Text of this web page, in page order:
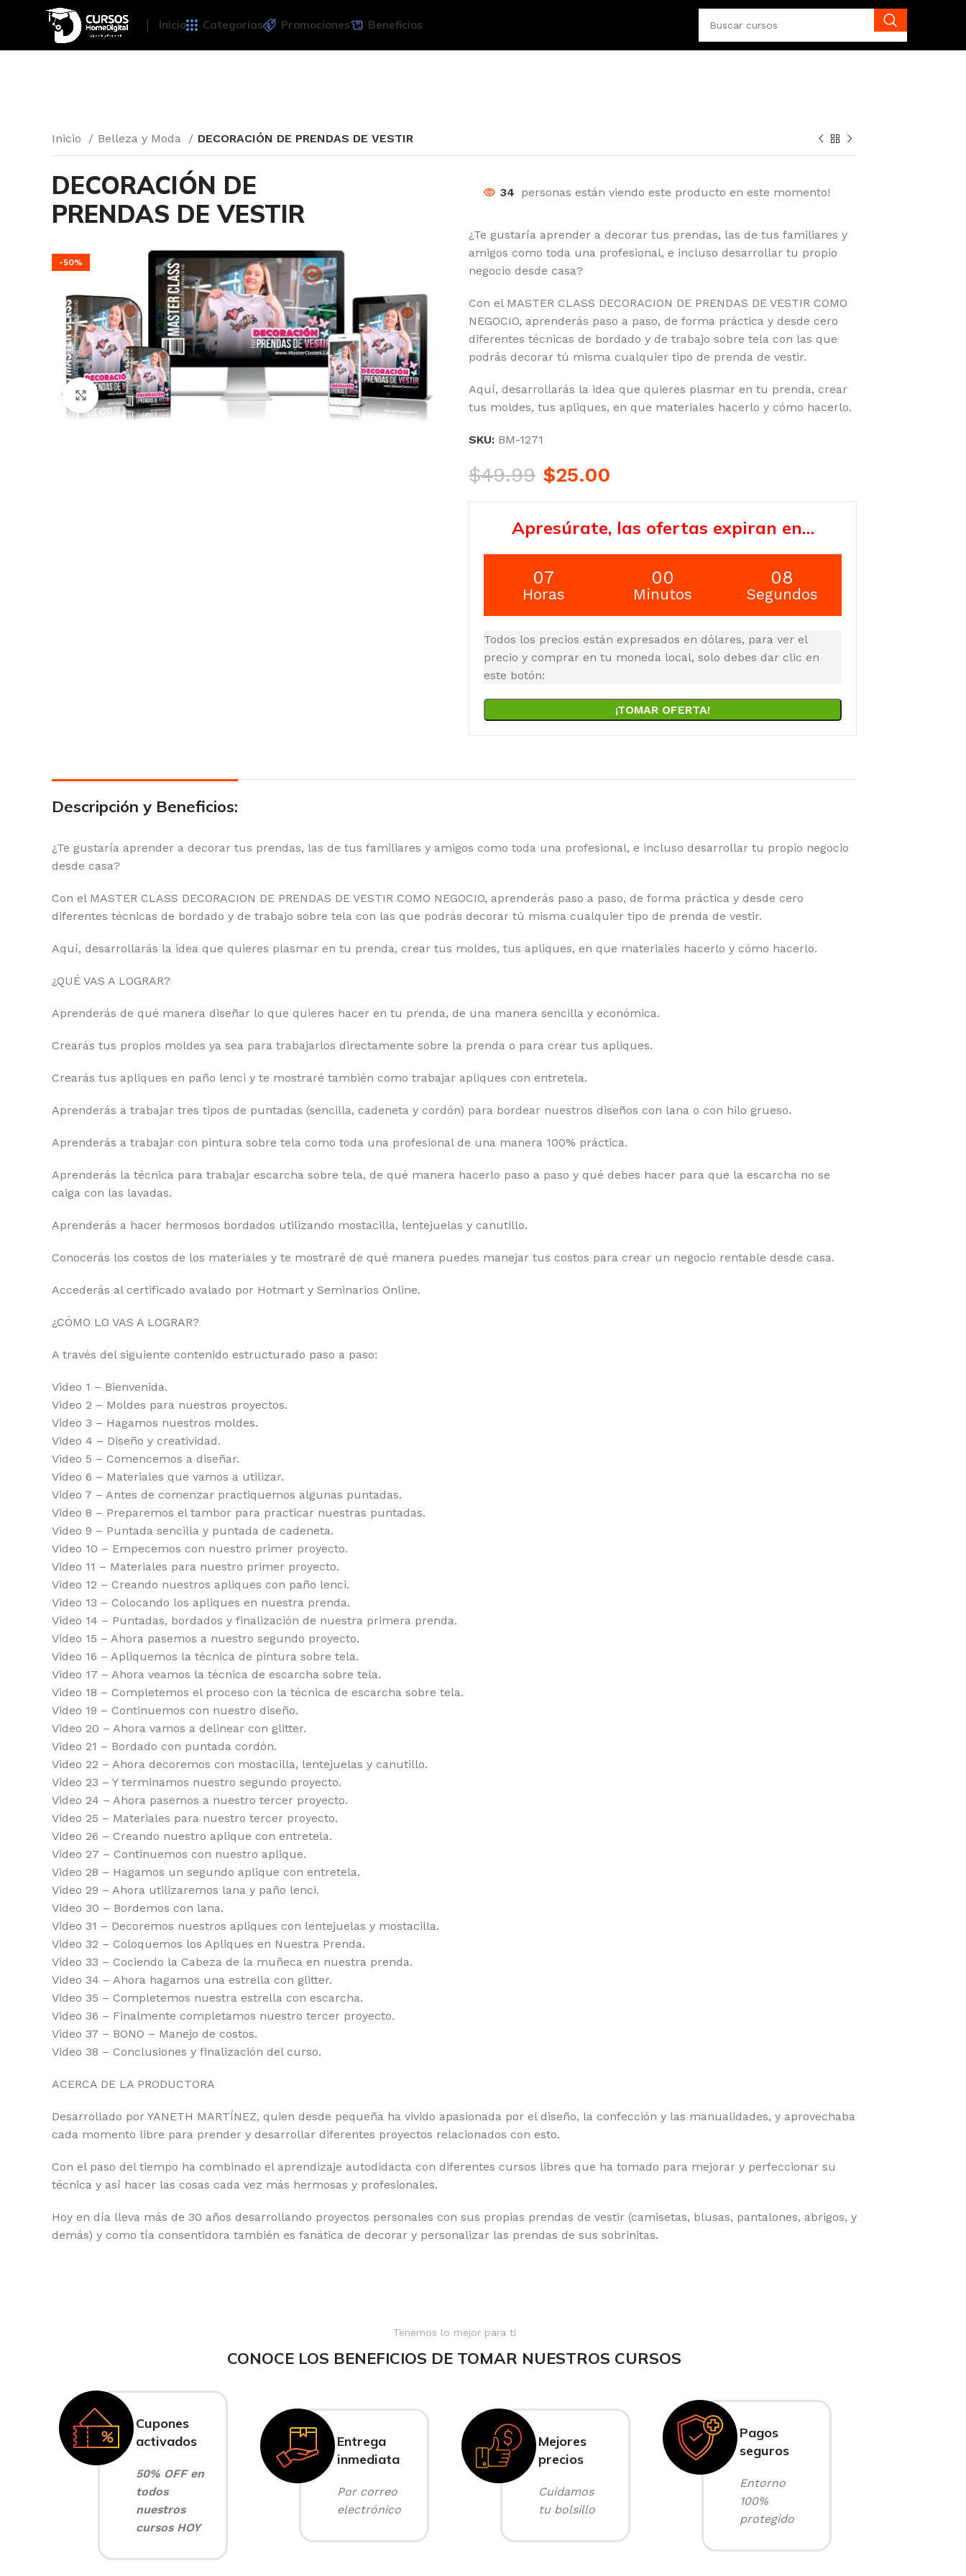
Inicio Categorías Promociones Beneficios
Inicio Belleza y Moda DECORACIÓN DE PRENDAS DE VESTIR
DECORACIÓN DE
PRENDAS DE VESTIR
-50%
Click para agrandar
34 personas están viendo este producto en este momento!
¿Te gustaría aprender a decorar tus prendas, las de tus familiares y
amigos como toda una profesional, e incluso desarrollar tu propio
negocio desde casa?
Con el MASTER CLASS DECORACION DE PRENDAS DE VESTIR COMO
NEGOCIO, aprenderás paso a paso, de forma práctica y desde cero
diferentes técnicas de bordado y de trabajo sobre tela con las que
podrás decorar tú misma cualquier tipo de prenda de vestir.
Aquí, desarrollarás la idea que quieres plasmar en tu prenda, crear
tus moldes, tus apliques, en que materiales hacerlo y cómo hacerlo.
SKU: BM-1271
$49.99 $25.00
Apresúrate, las ofertas expiran en…
07
Horas
00
Minutos
08
Segundos
Todos los precios están expresados en dólares, para ver el
precio y comprar en tu moneda local, solo debes dar clic en
este botón:
¡TOMAR OFERTA!
Descripción y Beneficios:
¿Te gustaría aprender a decorar tus prendas, las de tus familiares y amigos como toda una profesional, e incluso desarrollar tu propio negocio
desde casa?
Con el MASTER CLASS DECORACION DE PRENDAS DE VESTIR COMO NEGOCIO, aprenderás paso a paso, de forma práctica y desde cero
diferentes técnicas de bordado y de trabajo sobre tela con las que podrás decorar tú misma cualquier tipo de prenda de vestir.
Aquí, desarrollarás la idea que quieres plasmar en tu prenda, crear tus moldes, tus apliques, en que materiales hacerlo y cómo hacerlo.
¿QUÉ VAS A LOGRAR?
Aprenderás de qué manera diseñar lo que quieres hacer en tu prenda, de una manera sencilla y económica.
Crearás tus propios moldes ya sea para trabajarlos directamente sobre la prenda o para crear tus apliques.
Crearás tus apliques en paño lenci y te mostraré también como trabajar apliques con entretela.
Aprenderás a trabajar tres tipos de puntadas (sencilla, cadeneta y cordón) para bordear nuestros diseños con lana o con hilo grueso.
Aprenderás a trabajar con pintura sobre tela como toda una profesional de una manera 100% práctica.
Aprenderás la técnica para trabajar escarcha sobre tela, de qué manera hacerlo paso a paso y qué debes hacer para que la escarcha no se
caiga con las lavadas.
Aprenderás a hacer hermosos bordados utilizando mostacilla, lentejuelas y canutillo.
Conocerás los costos de los materiales y te mostraré de qué manera puedes manejar tus costos para crear un negocio rentable desde casa.
Accederás al certificado avalado por Hotmart y Seminarios Online.
¿CÓMO LO VAS A LOGRAR?
A través del siguiente contenido estructurado paso a paso:
Video 1 – Bienvenida.
Video 2 – Moldes para nuestros proyectos.
Video 3 – Hagamos nuestros moldes.
Video 4 – Diseño y creatividad.
Video 5 – Comencemos a diseñar.
Video 6 – Materiales que vamos a utilizar.
Video 7 – Antes de comenzar practiquemos algunas puntadas.
Video 8 – Preparemos el tambor para practicar nuestras puntadas.
Video 9 – Puntada sencilla y puntada de cadeneta.
Video 10 – Empecemos con nuestro primer proyecto.
Video 11 – Materiales para nuestro primer proyecto.
Video 12 – Creando nuestros apliques con paño lenci.
Video 13 – Colocando los apliques en nuestra prenda.
Video 14 – Puntadas, bordados y finalización de nuestra primera prenda.
Video 15 – Ahora pasemos a nuestro segundo proyecto.
Video 16 – Apliquemos la técnica de pintura sobre tela.
Video 17 – Ahora veamos la técnica de escarcha sobre tela.
Video 18 – Completemos el proceso con la técnica de escarcha sobre tela.
Video 19 – Continuemos con nuestro diseño.
Video 20 – Ahora vamos a delinear con glitter.
Video 21 – Bordado con puntada cordón.
Video 22 – Ahora decoremos con mostacilla, lentejuelas y canutillo.
Video 23 – Y terminamos nuestro segundo proyecto.
Video 24 – Ahora pasemos a nuestro tercer proyecto.
Video 25 – Materiales para nuestro tercer proyecto.
Video 26 – Creando nuestro aplique con entretela.
Video 27 – Continuemos con nuestro aplique.
Video 28 – Hagamos un segundo aplique con entretela.
Video 29 – Ahora utilizaremos lana y paño lenci.
Video 30 – Bordemos con lana.
Video 31 – Decoremos nuestros apliques con lentejuelas y mostacilla.
Video 32 – Coloquemos los Apliques en Nuestra Prenda.
Video 33 – Cociendo la Cabeza de la muñeca en nuestra prenda.
Video 34 – Ahora hagamos una estrella con glitter.
Video 35 – Completemos nuestra estrella con escarcha.
Video 36 – Finalmente completamos nuestro tercer proyecto.
Video 37 – BONO – Manejo de costos.
Video 38 – Conclusiones y finalización del curso.
ACERCA DE LA PRODUCTORA
Desarrollado por YANETH MARTÍNEZ, quien desde pequeña ha vivido apasionada por el diseño, la confección y las manualidades, y aprovechaba
cada momento libre para prender y desarrollar diferentes proyectos relacionados con esto.
Con el paso del tiempo ha combinado el aprendizaje autodidacta con diferentes cursos libres que ha tomado para mejorar y perfeccionar su
técnica y así hacer las cosas cada vez más hermosas y profesionales.
Hoy en día lleva más de 30 años desarrollando proyectos personales con sus propias prendas de vestir (camisetas, blusas, pantalones, abrigos, y
demás) y como tía consentidora también es fanática de decorar y personalizar las prendas de sus sobrinitas.
Tenemos lo mejor para ti
CONOCE LOS BENEFICIOS DE TOMAR NUESTROS CURSOS
Cupones
activados
50% OFF en
todos
nuestros
cursos HOY
Entrega
inmediata
Por correo
electrónico
Mejores
precios
Cuidamos
tu bolsillo
Pagos
seguros
Entorno
100%
protegido